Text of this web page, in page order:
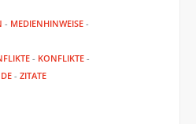
- MEDIENHINWEISE-
- KONFLIKTE-
- ZITATE